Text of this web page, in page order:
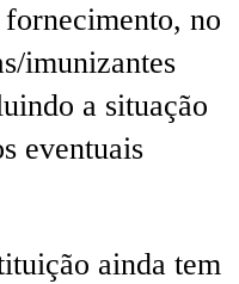
no
imunizantes
a situação
eventuais
ainda tem